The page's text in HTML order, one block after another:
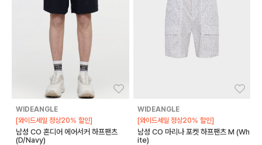
WIDEANGLE
[와이드세일 정상20% 할인]
남성 CO 혼디어 에어서커 하프팬츠
(D/Navy)
WIDEANGLE
[와이드세일 정상20% 할인]
남성 CO 마리나 포켓 하프팬츠 M (Wh
ite)